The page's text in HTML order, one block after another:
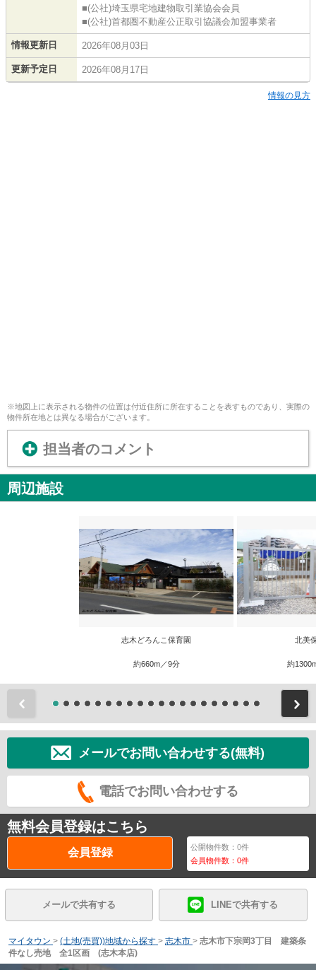
■(公社)埼玉県宅地建物取引業協会会員
■(公社)首都圏不動産公正取引協議会加盟事業者
情報更新日 2026年08月03日
更新予定日 2026年08月17日
情報の見方
※地図上に表示される物件の位置は付近住所に所在することを表すものであり、実際の
物件所在地とは異なる場合がございます。
担当者のコメント
周辺施設
志木どろんこ保育園
約660m／9分
北美
約
メールでお問い合わせする(無料)
電話でお問い合わせする
無料会員登録はこちら
会員登録 公開物件数：0件
会員物件数：0件
メールで共有する LINEで共有する
マイタウン > (土地(売買))地域から探す > 志木市 > 志木市下宗岡3丁目 建築条
件なし売地 全1区画 (志木本店)